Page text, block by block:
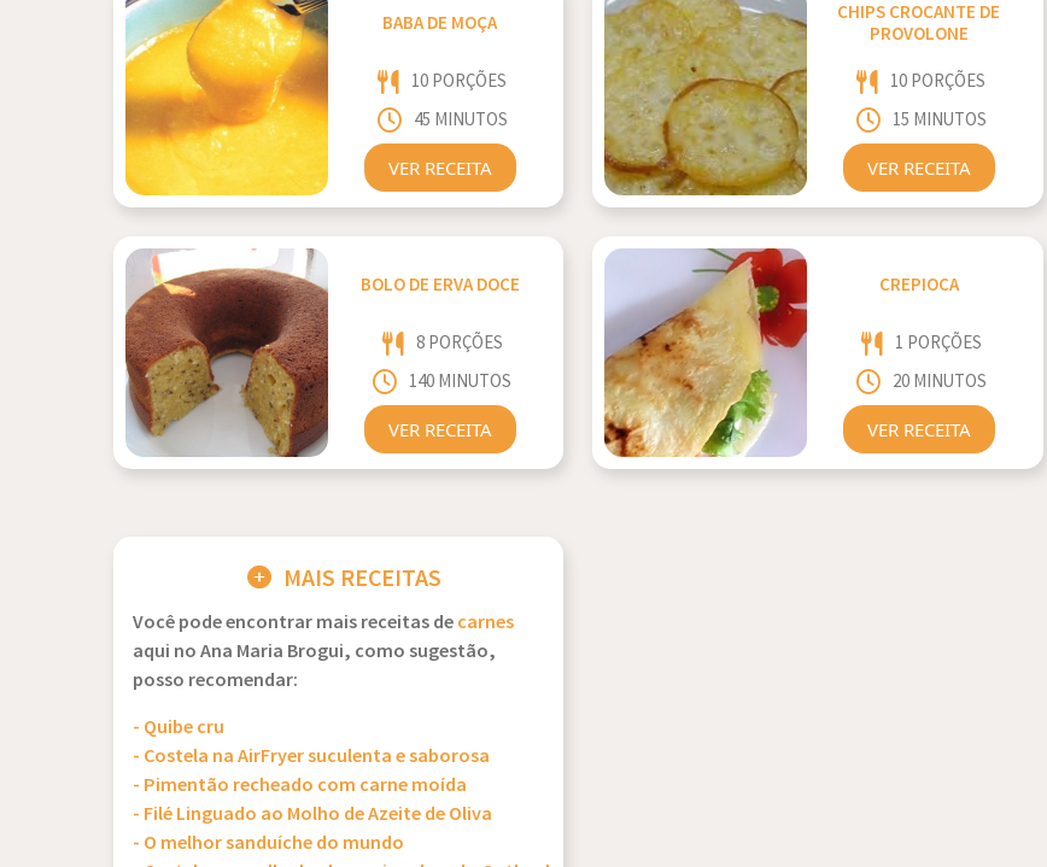
BABA DE MOÇA
10 PORÇÕES
45 MINUTOS
VER RECEITA
CHIPS CROCANTE DE
PROVOLONE
10 PORÇÕES
15 MINUTOS
VER RECEITA
BOLO DE ERVA DOCE
8 PORÇÕES
140 MINUTOS
VER RECEITA
CREPIOCA
1 PORÇÕES
20 MINUTOS
VER RECEITA
MAIS RECEITAS
Você pode encontrar mais receitas decarnes
aqui no Ana Maria Brogui, como sugestão,
posso recomendar:
- Quibe cru
- Costela na AirFryer suculenta e saborosa
- Pimentão recheado com carne moída
- Filé Linguado ao Molho de Azeite de Oliva
- O melhor sanduíche do mundo